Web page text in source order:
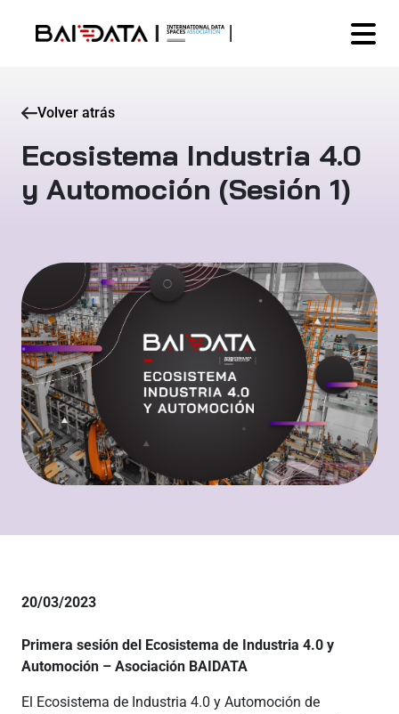
Volver atrás
Ecosistema Industria 4.0
y Automoción (Sesión 1)
20/03/2023
Primera sesión del Ecosistema de Industria 4.0 y
Automoción – Asociación BAIDATA
El Ecosistema de Industria 4.0 y Automoción de